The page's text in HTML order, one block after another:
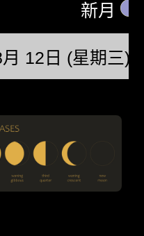
新月
12日 (星期三)